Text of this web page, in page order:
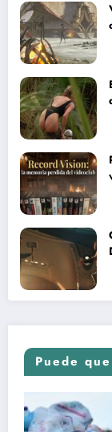
Puede
UNCATEGORIZED